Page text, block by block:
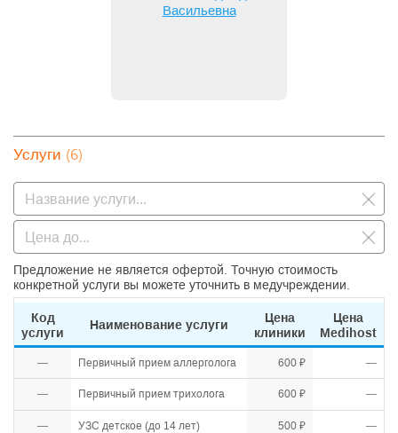
Васильевна
Услуги (6)
Предложение не является офертой. Точную стоимость
конкретной услуги вы можете уточнить в медучреждении.
Код
услуги
Наименование услуги
Цена
клиники
Цена
Medihost
— Первичный прием аллерголога 600 ₽ —
— Первичный прием трихолога 600 ₽ —
— УЗС детское (до 14 лет) 500 ₽ —